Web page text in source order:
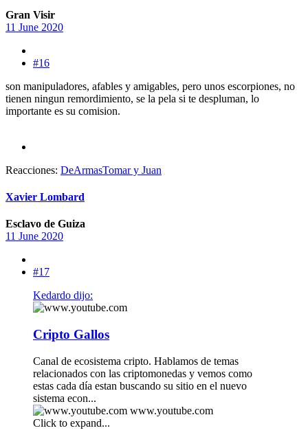
Gran Visir
11 June 2020
#16
son manipuladores, afables y amigables, pero unos escorpiones, no
tienen ningun remordimiento, se la pela si te despluman, lo
importante es su comision.
Reacciones: DeArmasTomary Juan
Xavier Lombard
Esclavo de Guiza
11 June 2020
#17
Kedardo dijo:
Cripto Gallos
Canal de ecosistema cripto. Hablamos de temas
relacionados con las criptomonedas y vemos como
estas cada día estan buscando su sitio en el nuevo
sistema econ...
www.youtube.com
Click to expand...